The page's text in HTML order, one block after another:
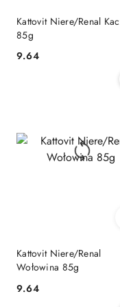
Kattovit Niere/Renal
85g
Cena:
9.64
Kattovit Niere/Renal
Wołowina 85g
Cena:
9.64